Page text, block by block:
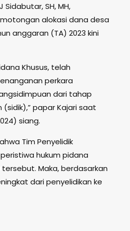
SH, MH,
alokasi dana desa
anggaran (TA) 2023 kini
Khusus, telah
perkara
dari tahap
papar Kajari saat
siang.
Tim Penyelidik
hukum pidana
Maka, berdasarkan
dari penyelidikan ke